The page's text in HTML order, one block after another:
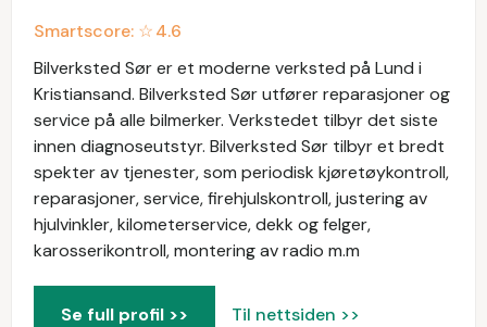
Smartscore: ☆4.6
Bilverksted Sør er et moderne verksted på Lund i
Kristiansand. Bilverksted Sør utfører reparasjoner og
service på alle bilmerker. Verkstedet tilbyr det siste
innen diagnoseutstyr. Bilverksted Sør tilbyr et bredt
spekter av tjenester, som periodisk kjøretøykontroll,
reparasjoner, service, firehjulskontroll, justering av
hjulvinkler, kilometerservice, dekk og felger,
karosserikontroll, montering av radio m.m
Se full profil >> Til nettsiden >>